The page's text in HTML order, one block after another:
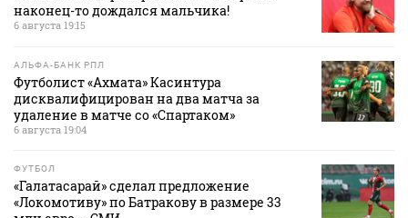
наконец-то дождался мальчика!
6 августа 19:15
АЛЬФА-БАНК РПЛ
Футболист «Ахмата» Касинтура
дисквалифицирован на два матча за
удаление в матче со «Спартаком»
6 августа 19:04
ФУТБОЛ
«Галатасарай» сделал предложение
«Локомотиву» по Батракову в размере 33